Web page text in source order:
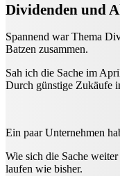
Dividenden und
Spannend war Thema
Batzen zusammen.
Sah ich die Sache im
Durch günstige Zukäufe
Ein paar Unternehmen
Wie sich die Sache
laufen wie bisher.